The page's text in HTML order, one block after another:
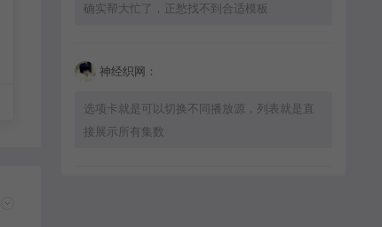
确实帮大忙了，正愁找不到合适模板
神经织网：
选项卡就是可以切换不同播放源，列表就是直
接展示所有集数